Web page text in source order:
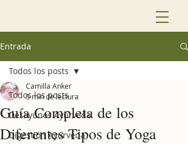
Entrada
Todos los posts
Desayunos Ayurveda
Digestión Ayurveda
Todos los posts
Guía Completa de los
Diferentes Tipos de Yoga
Camilla Anker
5 min de lectura